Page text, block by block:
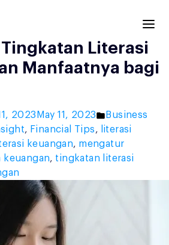
Literasi
Manfaatnya bagi
2023 May 11, 2023
Posted
in
Business
, Financial Tips,
literasi
keuangan, mengatur
keuangan, tingkatan literasi